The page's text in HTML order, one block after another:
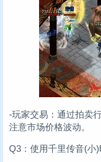
-玩家交易：通过拍卖
注意市场价格波动。
Q3：使用千里传音(小